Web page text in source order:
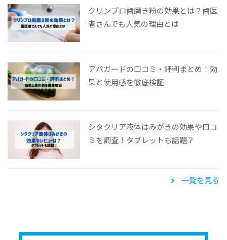
クリンプロ歯磨き粉の効果とは？歯医
者さんでも人気の理由とは
アパガードの口コミ・評判まとめ！効
果と使用感を徹底検証
シタクリア液体はみがきの効果や口コ
ミを調査！タブレットも話題？
一覧を見る